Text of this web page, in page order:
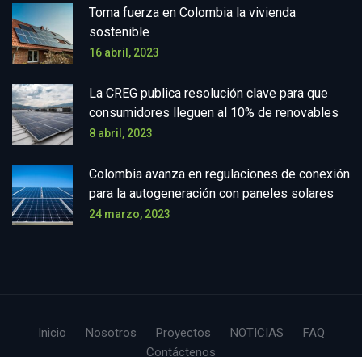
Toma fuerza en Colombia la vivienda
sostenible
16 abril, 2023
La CREG publica resolución clave para que
consumidores lleguen al 10% de renovables
8 abril, 2023
Colombia avanza en regulaciones de conexión
para la autogeneración con paneles solares
24 marzo, 2023
Inicio Nosotros Proyectos NOTICIAS
FAQ
Contáctenos